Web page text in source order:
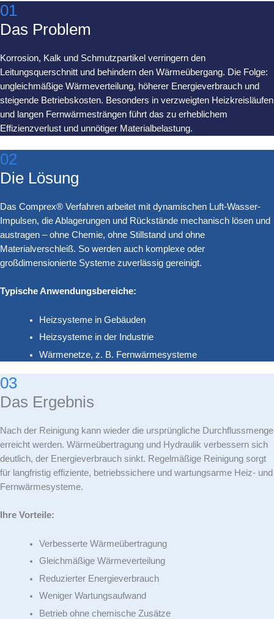
01
Das Problem
Korrosion, Kalk und Schmutzpartikel verringern den
Leitungsquerschnitt und behindern den Wärmeübergang. Die Folge:
ungleichmäßige Wärmeverteilung, höherer Energieverbrauch und
steigende Betriebskosten. Besonders in verzweigten Heizkreisläufen
und langen Fernwärmesträngen führt das zu erheblichem
Effizienzverlust und unnötiger Materialbelastung.
02
Die Lösung
Das Comprex® Verfahren arbeitet mit dynamischen Luft-Wasser-
Impulsen, die Ablagerungen und Rückstände mechanisch lösen und
austragen – ohne Chemie, ohne Stillstand und ohne
Materialverschleiß. So werden auch komplexe oder
großdimensionierte Systeme zuverlässig gereinigt.
Typische Anwendungsbereiche:
Heizsysteme in Gebäuden
Heizsysteme in der Industrie
Wärmenetze, z. B. Fernwärmesysteme
03
Das Ergebnis
Nach der Reinigung kann wieder die ursprüngliche Durchflussmenge
erreicht werden. Wärmeübertragung und Hydraulik verbessern sich
deutlich, der Energieverbrauch sinkt. Regelmäßige Reinigung sorgt
für langfristig effiziente, betriebssichere und wartungsarme Heiz- und
Fernwärmesysteme.
Ihre Vorteile:
Verbesserte Wärmeübertragung
Gleichmäßige Wärmeverteilung
Reduzierter Energieverbrauch
Weniger Wartungsaufwand
Betrieb ohne chemische Zusätze